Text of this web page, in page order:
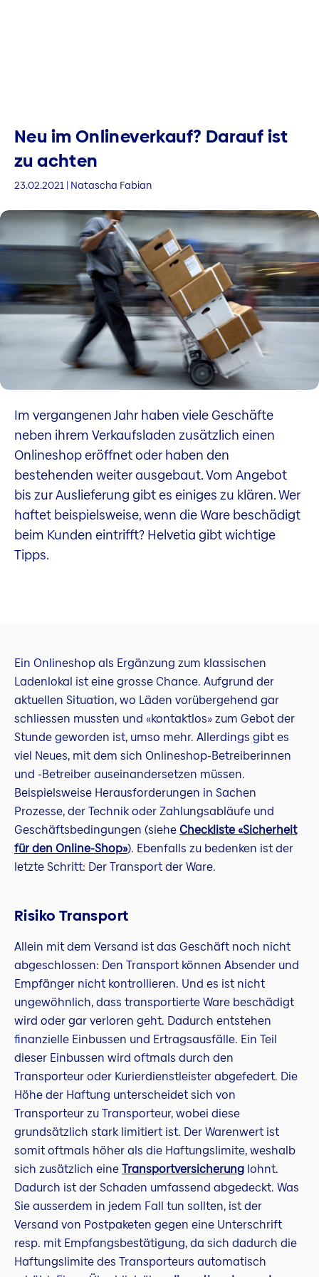
Neu im Onlineverkauf? Darauf ist
zu achten
23.02.2021 | Natascha Fabian
Im vergangenen Jahr haben viele Geschäfte
neben ihrem Verkaufsladen zusätzlich einen
Onlineshop eröffnet oder haben den
bestehenden weiter ausgebaut. Vom Angebot
bis zur Auslieferung gibt es einiges zu klären. Wer
haftet beispielsweise, wenn die Ware beschädigt
beim Kunden eintrifft? Helvetia gibt wichtige
Tipps.
Ein Onlineshop als Ergänzung zum klassischen
Ladenlokal ist eine grosse Chance. Aufgrund der
aktuellen Situation, wo Läden vorübergehend gar
schliessen mussten und «kontaktlos» zum Gebot der
Stunde geworden ist, umso mehr. Allerdings gibt es
viel Neues, mit dem sich Onlineshop-Betreiberinnen
und -Betreiber auseinandersetzen müssen.
Beispielsweise Herausforderungen in Sachen
Prozesse, der Technik oder Zahlungsabläufe und
Geschäftsbedingungen (sieheCheckliste «Sicherheit
für den Online-Shop»). Ebenfalls zu bedenken ist der
letzte Schritt: Der Transport der Ware.
Risiko Transport
Allein mit dem Versand ist das Geschäft noch nicht
abgeschlossen: Den Transport können Absender und
Empfänger nicht kontrollieren. Und es ist nicht
ungewöhnlich, dass transportierte Ware beschädigt
wird oder gar verloren geht. Dadurch entstehen
finanzielle Einbussen und Ertragsausfälle. Ein Teil
dieser Einbussen wird oftmals durch den
Transporteur oder Kurierdienstleister abgefedert. Die
Höhe der Haftung unterscheidet sich von
Transporteur zu Transporteur, wobei diese
grundsätzlich stark limitiert ist. Der Warenwert ist
somit oftmals höher als die Haftungslimite, weshalb
sich zusätzlich eineTransportversicherung lohnt.
Dadurch ist der Schaden umfassend abgedeckt. Was
Sie ausserdem in jedem Fall tun sollten, ist der
Versand von Postpaketen gegen eine Unterschrift
resp. mit Empfangsbestätigung, da sich dadurch die
Haftungslimite des Transporteurs automatisch